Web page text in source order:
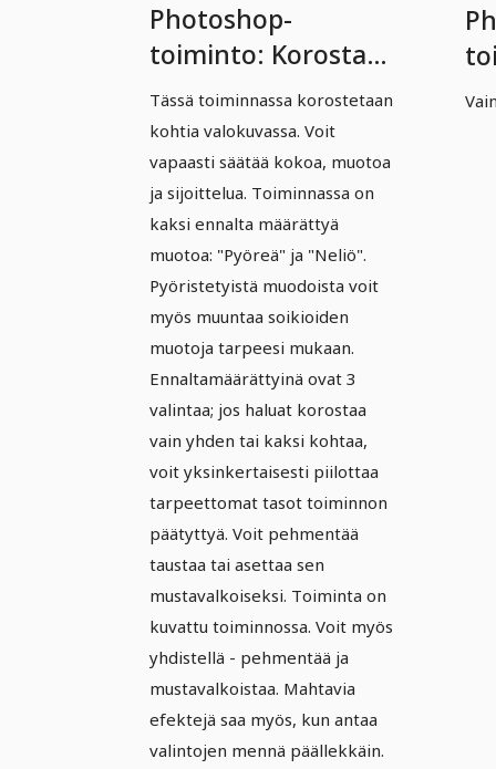
Photoshop-
toiminto: Korosta
kohteita
valokuvassa
Tässä toiminnassa korostetaan
kohtia valokuvassa. Voit
vapaasti säätää kokoa, muotoa
ja sijoittelua. Toiminnassa on
kaksi ennalta määrättyä
muotoa: "Pyöreä" ja "Neliö".
Pyöristetyistä muodoista voit
myös muuntaa soikioiden
muotoja tarpeesi mukaan.
Ennaltamäärättyinä ovat 3
valintaa; jos haluat korostaa
vain yhden tai kaksi kohtaa,
voit yksinkertaisesti piilottaa
tarpeettomat tasot toiminnon
päätyttyä. Voit pehmentää
taustaa tai asettaa sen
mustavalkoiseksi. Toiminta on
kuvattu toiminnossa. Voit myös
yhdistellä - pehmentää ja
mustavalkoistaa. Mahtavia
efektejä saa myös, kun antaa
valintojen mennä päällekkäin.